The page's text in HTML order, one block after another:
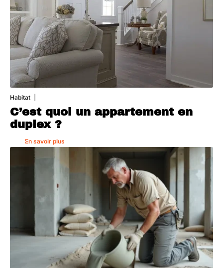
Habitat
C’est quoi un appartement en
duplex ?
En savoir plus